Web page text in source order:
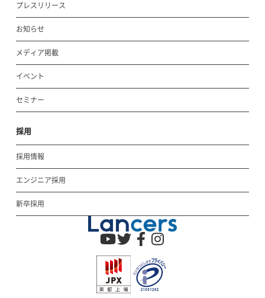
プレスリリース
お知らせ
メディア掲載
イベント
セミナー
採用
採用情報
エンジニア採用
新卒採用